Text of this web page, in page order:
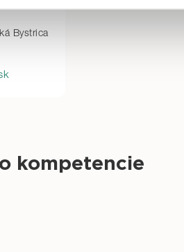
.
Bystrica
kompetencie